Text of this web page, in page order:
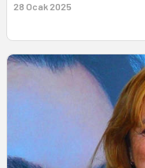
28 Ocak 2025